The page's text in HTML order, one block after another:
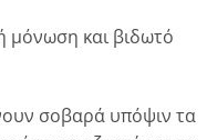
μόνωση και βιδωτό
σοβαρά υπόψιν τα